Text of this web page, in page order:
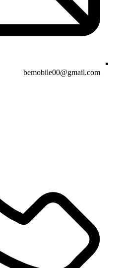
bemobile00@gmail.com